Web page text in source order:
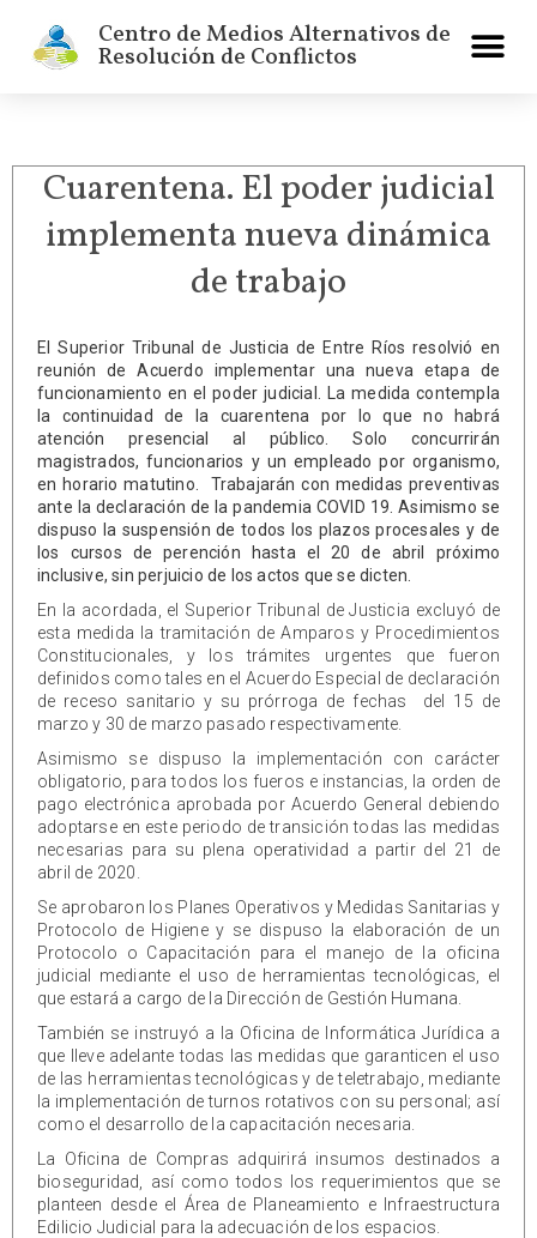
Centro de Medios Alternativos de
Resolución de Conflictos
Cuarentena. El poder judicial
implementa nueva dinámica
de trabajo
El Superior Tribunal de Justicia de Entre Ríos resolvió en
reunión de Acuerdo implementar una nueva etapa de
funcionamiento en el poder judicial. La medida contempla
la continuidad de la cuarentena por lo que no habrá
atención presencial al público. Solo concurrirán
magistrados, funcionarios y un empleado por organismo,
en horario matutino. Trabajarán con medidas preventivas
ante la declaración de la pandemia COVID 19. Asimismo se
dispuso la suspensión de todos los plazos procesales y de
los cursos de perención hasta el 20 de abril próximo
inclusive, sin perjuicio de los actos que se dicten.
En la acordada, el Superior Tribunal de Justicia excluyó de
esta medida la tramitación de Amparos y Procedimientos
Constitucionales, y los trámites urgentes que fueron
definidos como tales en el Acuerdo Especial de declaración
de receso sanitario y su prórroga de fechas del 15 de
marzo y 30 de marzo pasado respectivamente.
Asimismo se dispuso la implementación con carácter
obligatorio, para todos los fueros e instancias, la orden de
pago electrónica aprobada por Acuerdo General debiendo
adoptarse en este periodo de transición todas las medidas
necesarias para su plena operatividad a partir del 21 de
abril de 2020.
Se aprobaron los Planes Operativos y Medidas Sanitarias y
Protocolo de Higiene y se dispuso la elaboración de un
Protocolo o Capacitación para el manejo de la oficina
judicial mediante el uso de herramientas tecnológicas, el
que estará a cargo de la Dirección de Gestión Humana.
También se instruyó a la Oficina de Informática Jurídica a
que lleve adelante todas las medidas que garanticen el uso
de las herramientas tecnológicas y de teletrabajo, mediante
la implementación de turnos rotativos con su personal; así
como el desarrollo de la capacitación necesaria.
La Oficina de Compras adquirirá insumos destinados a
bioseguridad, así como todos los requerimientos que se
planteen desde el Área de Planeamiento e Infraestructura
Edilicio Judicial para la adecuación de los espacios.